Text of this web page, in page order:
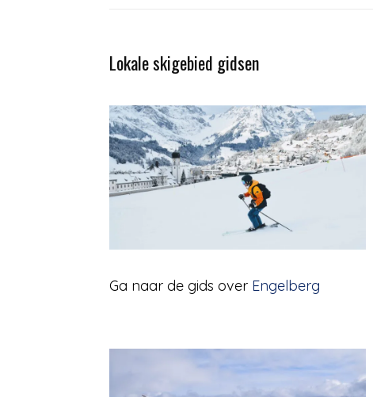
Lokale skigebied gidsen
Ga naar de gids over Engelberg